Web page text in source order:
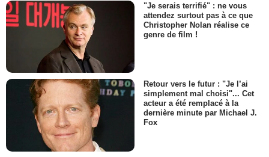
"Je serais terrifié" : ne vous
attendez surtout pas à ce que
Christopher Nolan réalise ce
genre de film !
Retour vers le futur : "Je l’ai
simplement mal choisi"... Cet
acteur a été remplacé à la
dernière minute par Michael J.
Fox